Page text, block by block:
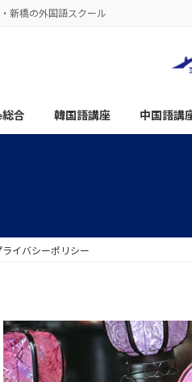
新橋の外国語スクール
合 韓国語講座 中国語講
ライバシーポリシー